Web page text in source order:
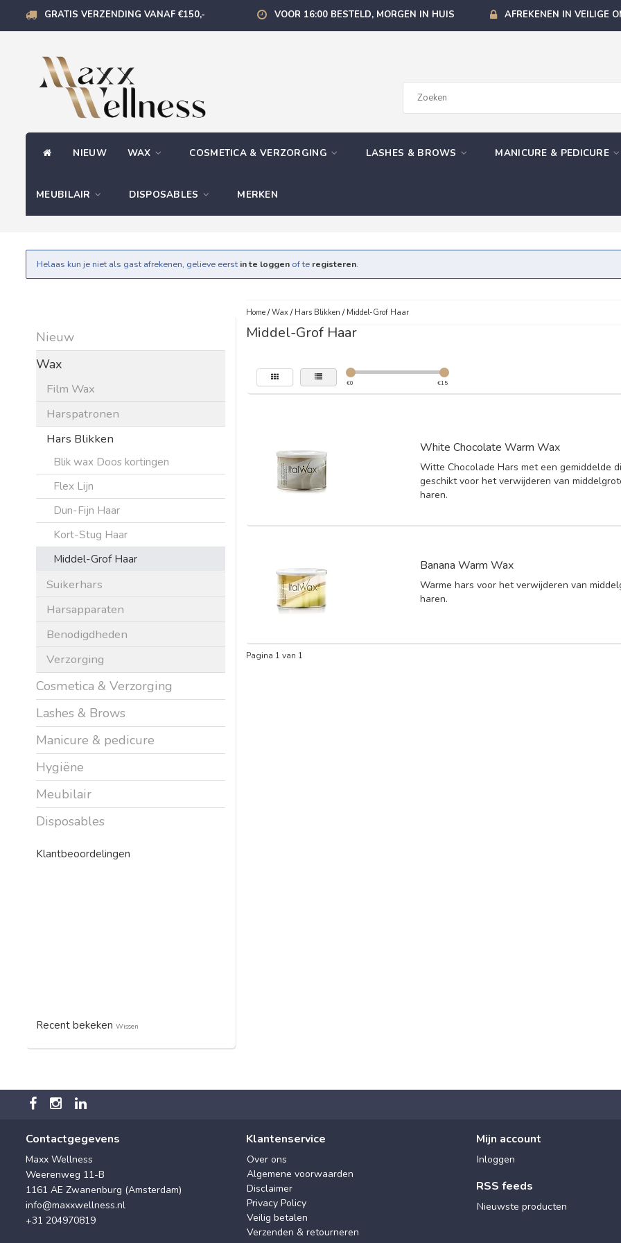
GRATIS VERZENDING VANAF €150,- VOOR 16:00 BESTELD, MORGEN IN HUIS AFREKENEN IN VEILIGE
NIEUW WAX COSMETICA & VERZORGING LASHES & BROWS MANICURE & PEDICURE
MEUBILAIR DISPOSABLES MERKEN
Helaas kun je niet als gast afrekenen, gelieve eerst in te loggen of te registeren.
Nieuw
Wax
Film Wax
Harspatronen
Hars Blikken
Blik wax Doos kortingen
Flex Lijn
Dun-Fijn Haar
Kort-Stug Haar
Middel-Grof Haar
Suikerhars
Harsapparaten
Benodigdheden
Verzorging
Cosmetica & Verzorging
Lashes & Brows
Manicure & pedicure
Hygiëne
Meubilair
Disposables
Klantbeoordelingen
Recent bekeken Wissen
Home/Wax/ Hars Blikken / Middel-Grof Haar
Middel-Grof Haar
€0 €15
White Chocolate Warm Wax
Witte Chocolade Hars met een gemiddelde
geschikt voor het verwijderen van
haren.
Banana Warm Wax
Warme hars voor het verwijderen van
haren.
Pagina 1 van 1
Contactgegevens
Maxx Wellness
Weerenweg 11-B
1161 AE Zwanenburg (Amsterdam)
info@maxxwellness.nl
+31 204970819
Klantenservice
Over ons
Algemene voorwaarden
Disclaimer
Privacy Policy
Veilig betalen
Verzenden & retourneren
Mijn account
Inloggen
RSS feeds
Nieuwste producten